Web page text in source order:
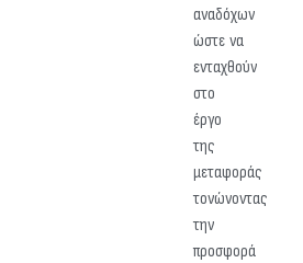
αναδόχων
ώστε να
ενταχθούν
στο
έργο
της
μεταφοράς
τονώνοντας
την
προσφορά